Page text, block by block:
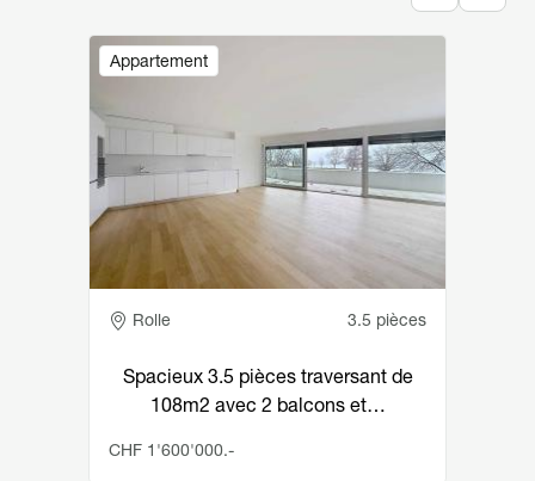
Appartement
Image
Adresse
Rolle 3.5 pièces
Spacieux 3.5 pièces traversant de
108m2 avec 2 balcons et…
CHF 1'600'000.-